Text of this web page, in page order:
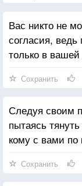
Вас никто не
согласия,
только в
Сохранить
Следуя своим
пытаясь
кому с вами по
Сохранить